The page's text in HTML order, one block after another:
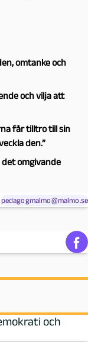
omtanke och
och vilja att
får tilltro till sin
den.”
det omgivande
pedagogmalmo@malmo.se
och